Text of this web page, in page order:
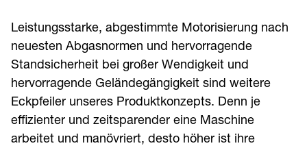
Leistungsstarke, abgestimmte Motorisierung nach
neuesten Abgasnormen und hervorragende
Standsicherheit bei großer Wendigkeit und
hervorragende Geländegängigkeit sind weitere
Eckpfeiler unseres Produktkonzepts. Denn je
effizienter und zeitsparender eine Maschine
arbeitet und manövriert, desto höher ist ihre